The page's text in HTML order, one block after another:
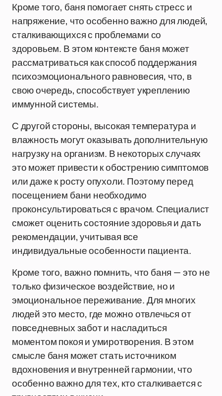
Кроме того, баня помогает снять стресс и
напряжение, что особенно важно для людей,
сталкивающихся с проблемами со
здоровьем. В этом контексте баня может
рассматриваться как способ поддержания
психоэмоционального равновесия, что, в
свою очередь, способствует укреплению
иммунной системы.
С другой стороны, высокая температура и
влажность могут оказывать дополнительную
нагрузку на организм. В некоторых случаях
это может привести к обострению симптомов
или даже к росту опухоли. Поэтому перед
посещением бани необходимо
проконсультироваться с врачом. Специалист
сможет оценить состояние здоровья и дать
рекомендации, учитывая все
индивидуальные особенности пациента.
Кроме того, важно помнить, что баня — это не
только физическое воздействие, но и
эмоциональное переживание. Для многих
людей это место, где можно отвлечься от
повседневных забот и насладиться
моментом покоя и умиротворения. В этом
смысле баня может стать источником
вдохновения и внутренней гармонии, что
особенно важно для тех, кто сталкивается с